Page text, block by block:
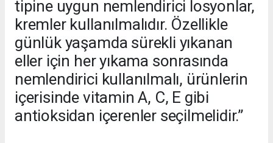
tipine uygun nemlendirici losyonlar,
kremler kullanılmalıdır. Özellikle
günlük yaşamda sürekli yıkanan
eller için her yıkama sonrasında
nemlendirici kullanılmalı, ürünlerin
içerisinde vitamin A, C, E gibi
antioksidan içerenler seçilmelidir.”